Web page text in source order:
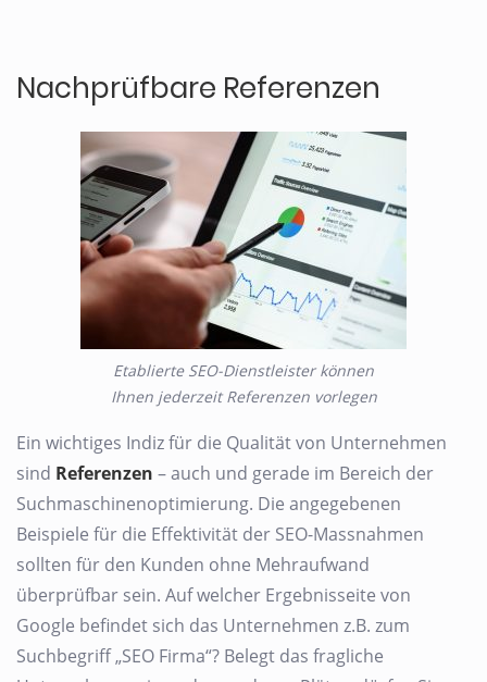
Nachprüfbare Referenzen
Etablierte SEO-Dienstleister können
Ihnen jederzeit Referenzen vorlegen
Ein wichtiges Indiz für die Qualität von Unternehmen
sind Referenzen – auch und gerade im Bereich der
Suchmaschinenoptimierung. Die angegebenen
Beispiele für die Effektivität der SEO-Massnahmen
sollten für den Kunden ohne Mehraufwand
überprüfbar sein. Auf welcher Ergebnisseite von
Google befindet sich das Unternehmen z.B. zum
Suchbegriff „SEO Firma“? Belegt das fragliche